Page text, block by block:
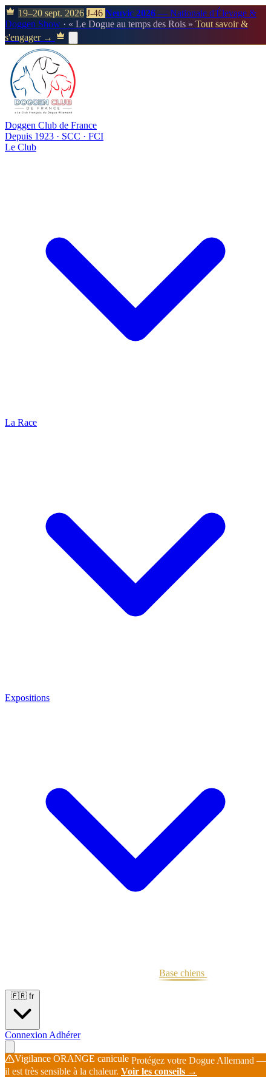
19–20 sept. 2026 J-46 Neuvic 2026 — Nationale d'Élevage &
Doggen Show · « Le Dogue au temps des Rois » Tout savoir &
s'engager →
Doggen Club de France
Depuis 1923 · SCC · FCI
Le Club
La Race
Expositions
Base chiens
🇫🇷 fr
Connexion Adhérer
Vigilance ORANGE canicule Protégez votre Dogue Allemand —
il est très sensible à la chaleur. Voir les conseils →